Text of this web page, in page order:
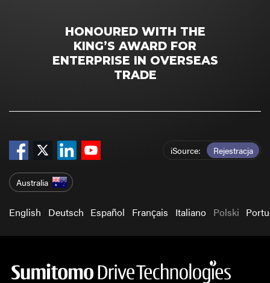
HONOURED WITH THE
KING’S AWARD FOR
ENTERPRISE IN OVERSEAS
TRADE
iSource Rejestracja
Australia
English Deutsch Español Français Italiano Polski